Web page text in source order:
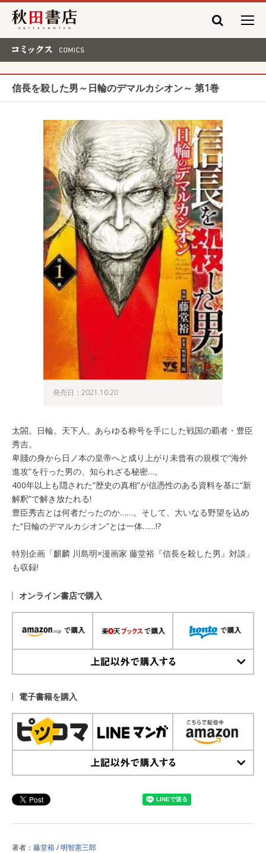
秋田書店
信長を殺した男～日輪のデマルカシオン～ 第1巻
発売日：2021.10.20
太閤。日輪。天下人。あらゆる称号を手にした戦国の覇者・豊臣
秀吉。
卑賤の身から日ノ本の皇帝へと成り上がり未曾有の規模で“海外
進攻”を行った男の、知られざる秘密…。
400年以上も隠された“歴史の真相”が信憑性のある資料を基に“新
解釈”で解き放たれる!
豊臣秀吉とは何者だったのか……。そして、大いなる野望を込め
た“日輪のデマルカシオン”とは一体……!?
特別企画「麒麟 川島明×漫画家 藤堂裕『信長を殺した男』対談」
も収録!
オンライン書店で購入
電子書籍を購入
著者： 藤堂裕/明智憲三郎